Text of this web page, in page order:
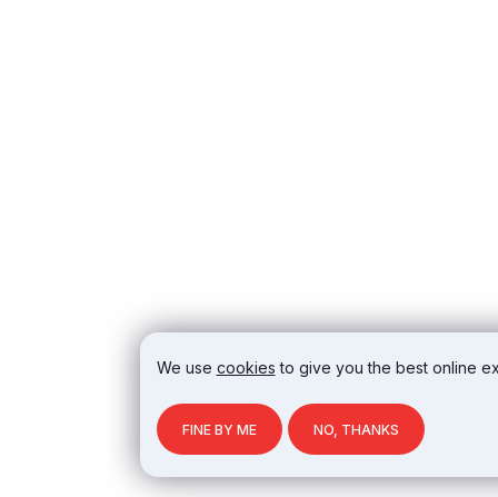
We use cookies to give you the best online
FINE BY ME NO, THANKS